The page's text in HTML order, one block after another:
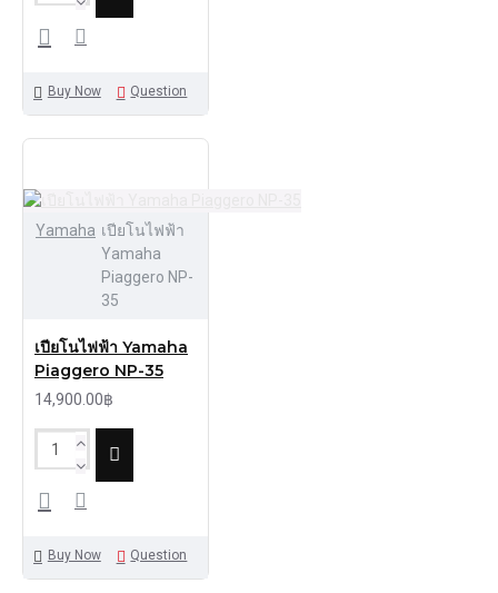
Buy Now Question
Yamaha เปียโนไฟฟ้า
Yamaha
Piaggero NP-
35
เปียโนไฟฟ้า Yamaha
Piaggero NP-35
14,900.00฿
Buy Now Question